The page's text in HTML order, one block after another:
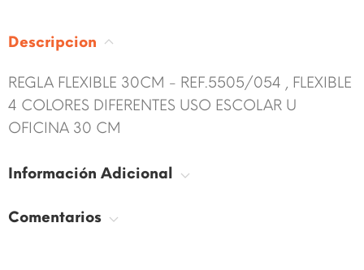
Descripcion
REGLA FLEXIBLE 30CM - REF.5505/054 , FLEXIBLE
4 COLORES DIFERENTES USO ESCOLAR U
OFICINA 30 CM
Información Adicional
Comentarios